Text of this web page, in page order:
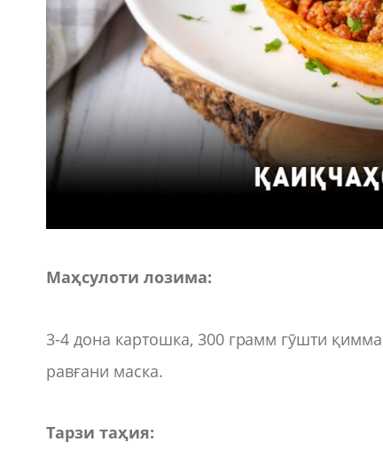
Маҳсулоти лозима:
3-4 дона картошка, 300 грамм гӯшти
равғани маска.
Тарзи таҳия: